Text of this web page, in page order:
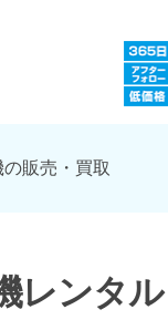
の販売・買取
レンタル